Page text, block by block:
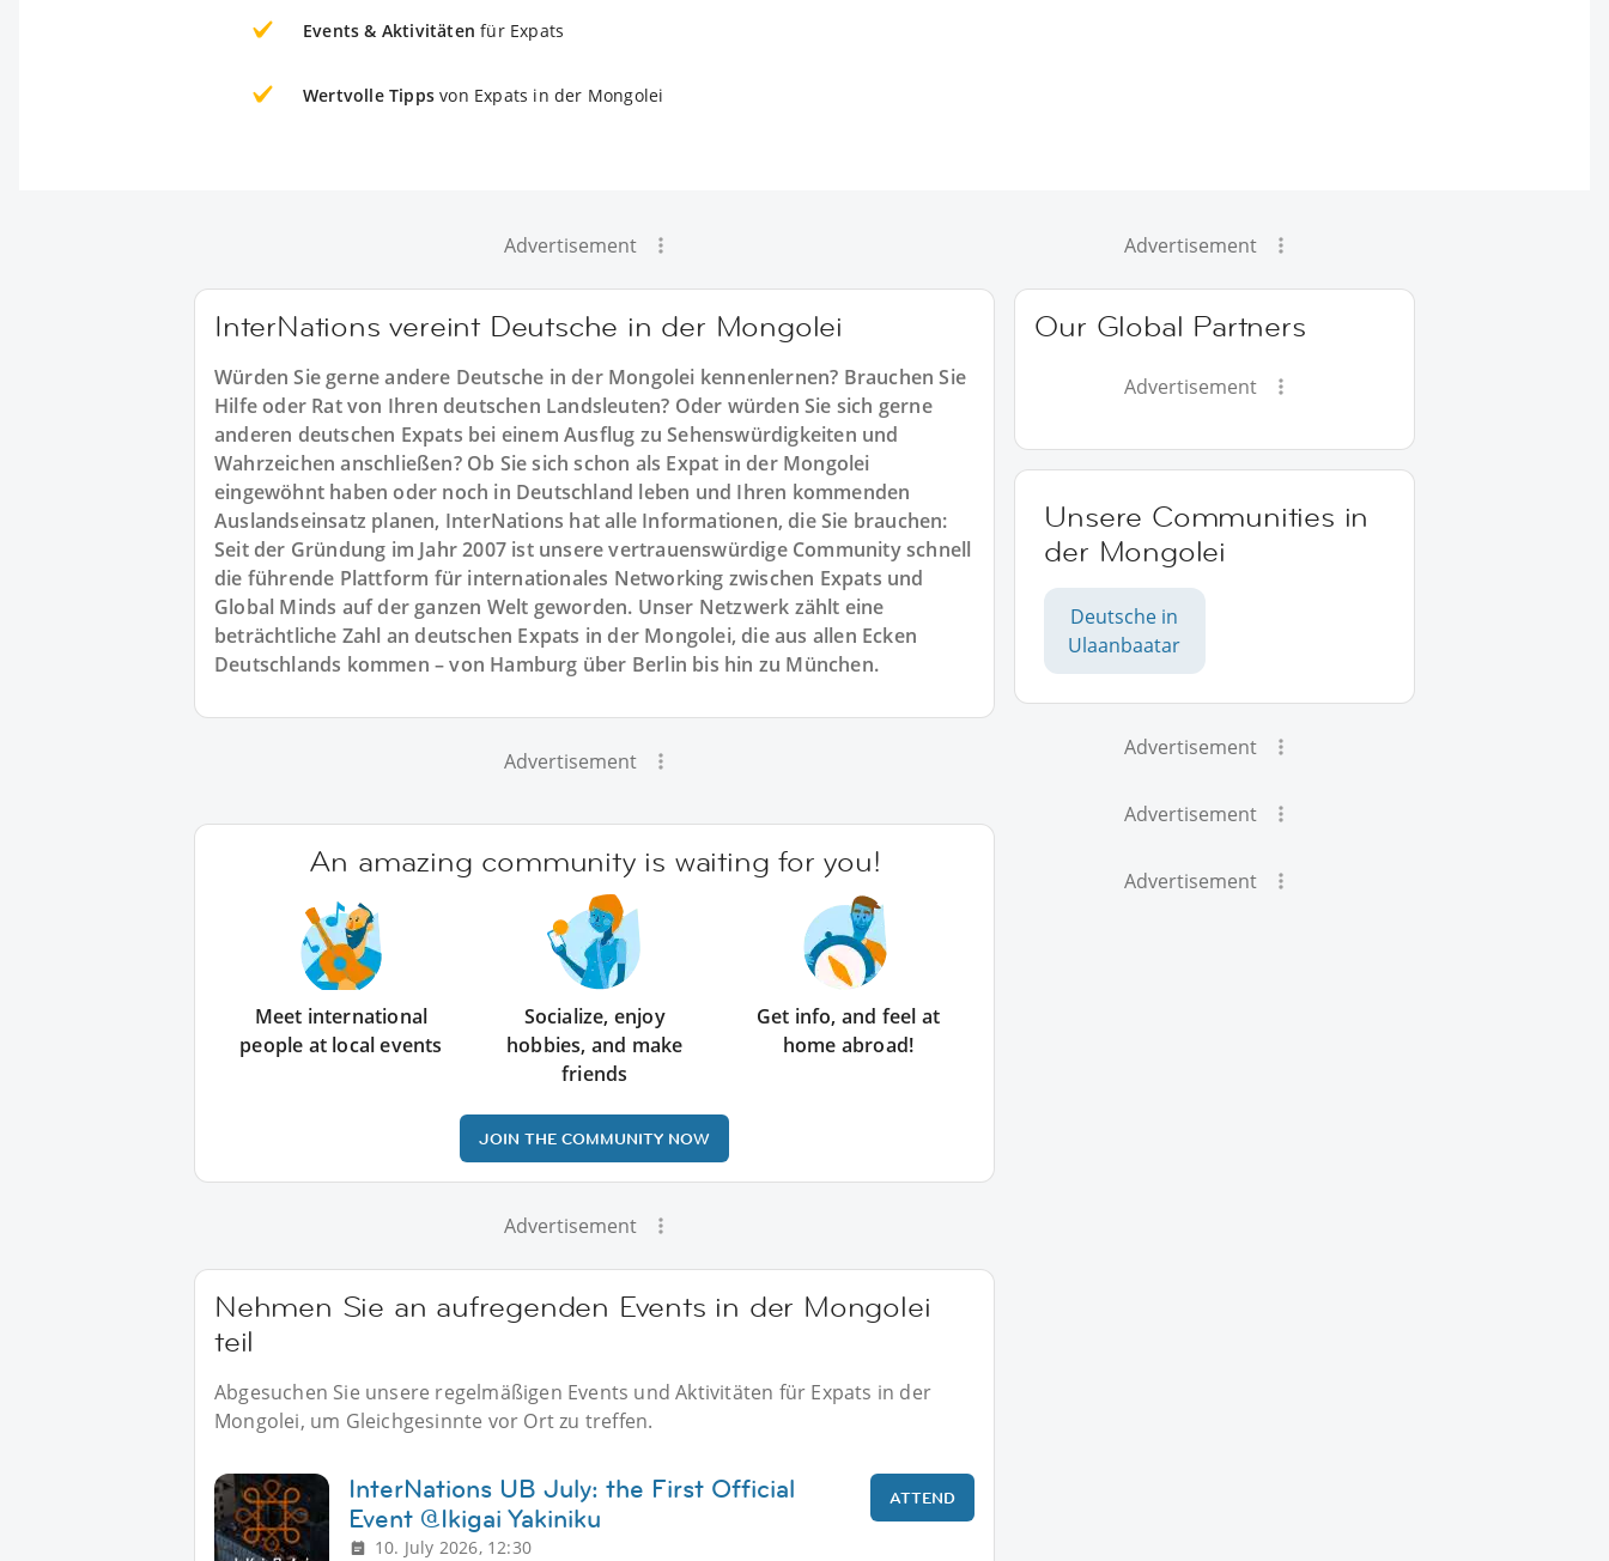
Events & Aktivitäten für Expats
Wertvolle Tipps von Expats in der Mongolei
Advertisement
InterNations vereint Deutsche in der Mongolei
Würden Sie gerne andere Deutsche in der Mongolei kennenlernen? Brauchen Sie
Hilfe oder Rat von Ihren deutschen Landsleuten? Oder würden Sie sich gerne
anderen deutschen Expats bei einem Ausflug zu Sehenswürdigkeiten und
Wahrzeichen anschließen? Ob Sie sich schon als Expat in der Mongolei
eingewöhnt haben oder noch in Deutschland leben und Ihren kommenden
Auslandseinsatz planen, InterNations hat alle Informationen, die Sie brauchen:
Seit der Gründung im Jahr 2007 ist unsere vertrauenswürdige Community schnell
die führende Plattform für internationales Networking zwischen Expats und
Global Minds auf der ganzen Welt geworden. Unser Netzwerk zählt eine
beträchtliche Zahl an deutschen Expats in der Mongolei, die aus allen Ecken
Deutschlands kommen – von Hamburg über Berlin bis hin zu München.
Advertisement
An amazing community is waiting for you!
Meet international
people at local events
Socialize, enjoy
hobbies, and make
friends
Get info, and feel at
home abroad!
JOIN THE COMMUNITY NOW
Advertisement
Nehmen Sie an aufregenden Events in der Mongolei
teil
Abgesuchen Sie unsere regelmäßigen Events und Aktivitäten für Expats in der
Mongolei, um Gleichgesinnte vor Ort zu treffen.
InterNations UB July: the First Official
Event @Ikigai Yakiniku
10. July 2026, 12:30
ATTEND
Advertisement
Our Global Partners
Advertisement
Unsere Communities in
der Mongolei
Deutsche in
Ulaanbaatar
Advertisement
Advertisement
Advertisement